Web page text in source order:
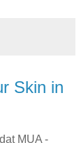
Skin in
MUA -